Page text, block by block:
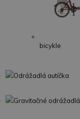
bicykle
Odrážadlá autíčka
Gravitačné odrážadlá